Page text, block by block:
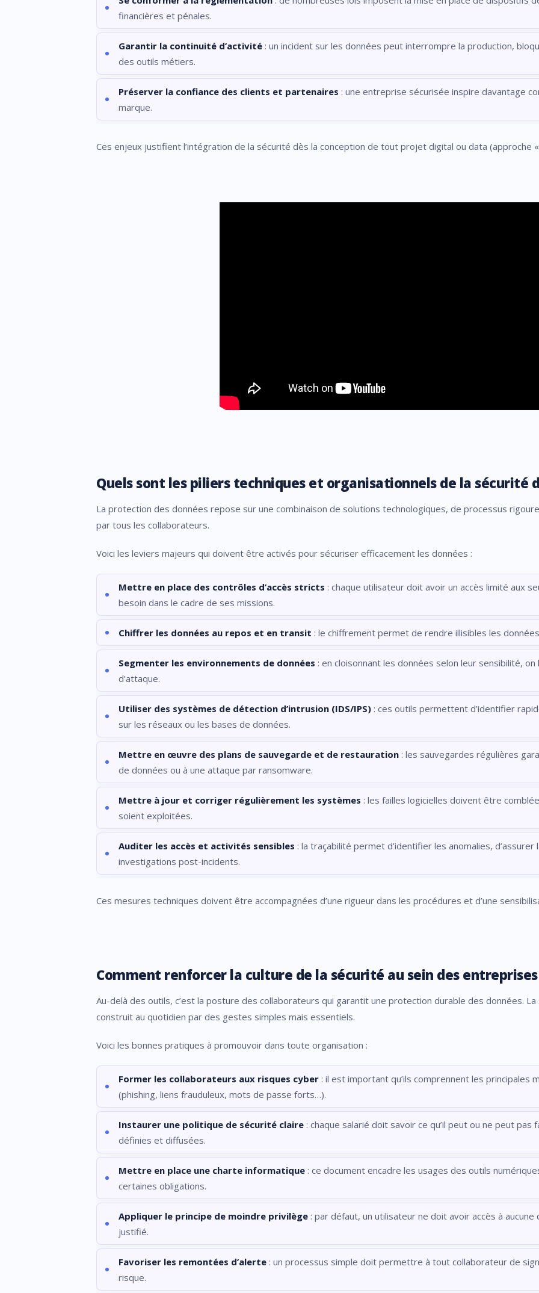
financières et pénales.
Garantir la continuité d’activité : un incident sur les données peut interrompre la production,
des outils métiers.
Préserver la confiance des clients et partenaires : une entreprise sécurisée inspire davantage
marque.
Ces enjeux justifient l’intégration de la sécurité dès la conception de tout projet digital ou data (approche
Quels sont les piliers techniques et organisationnels de la sécurité
La protection des données repose sur une combinaison de solutions technologiques, de processus
par tous les collaborateurs.
Voici les leviers majeurs qui doivent être activés pour sécuriser efficacement les données :
Mettre en place des contrôles d’accès stricts : chaque utilisateur doit avoir un accès limité aux
besoin dans le cadre de ses missions.
Chiffrer les données au repos et en transit : le chiffrement permet de rendre illisibles les
Segmenter les environnements de données : en cloisonnant les données selon leur sensibilité,
d’attaque.
Utiliser des systèmes de détection d’intrusion (IDS/IPS) : ces outils permettent d’identifier
sur les réseaux ou les bases de données.
Mettre en œuvre des plans de sauvegarde et de restauration : les sauvegardes régulières
de données ou à une attaque par ransomware.
Mettre à jour et corriger régulièrement les systèmes : les failles logicielles doivent être
soient exploitées.
Auditer les accès et activités sensibles : la traçabilité permet d’identifier les anomalies,
investigations post-incidents.
Ces mesures techniques doivent être accompagnées d’une rigueur dans les procédures et d’une
Comment renforcer la culture de la sécurité au sein des entreprises
Au-delà des outils, c’est la posture des collaborateurs qui garantit une protection durable des données.
construit au quotidien par des gestes simples mais essentiels.
Voici les bonnes pratiques à promouvoir dans toute organisation :
Former les collaborateurs aux risques cyber : il est important qu’ils comprennent les
(phishing, liens frauduleux, mots de passe forts…).
Instaurer une politique de sécurité claire : chaque salarié doit savoir ce qu’il peut ou ne peut
définies et diffusées.
Mettre en place une charte informatique : ce document encadre les usages des outils
certaines obligations.
Appliquer le principe de moindre privilège : par défaut, un utilisateur ne doit avoir accès à
justifié.
Favoriser les remontées d’alerte : un processus simple doit permettre à tout collaborateur de
risque.